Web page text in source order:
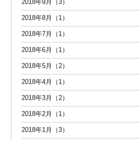
2018年9月（3）
2018年8月（1）
2018年7月（1）
2018年6月（1）
2018年5月（2）
2018年4月（1）
2018年3月（2）
2018年2月（1）
2018年1月（3）